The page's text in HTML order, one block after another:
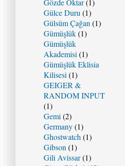
Gözde Oktar(1)
Gülce Duru (1)
Gülsüm Çağan (1)
Gümüşlük(1)
Gümüşlük
Akademisi (1)
Gümüşlük Eklisia
Kilisesi (1)
GEIGER &
RANDOM INPUT
(1)
Gemi (2)
Germany(1)
Ghostwatch (1)
Gibson (1)
Gili Avissar(1)